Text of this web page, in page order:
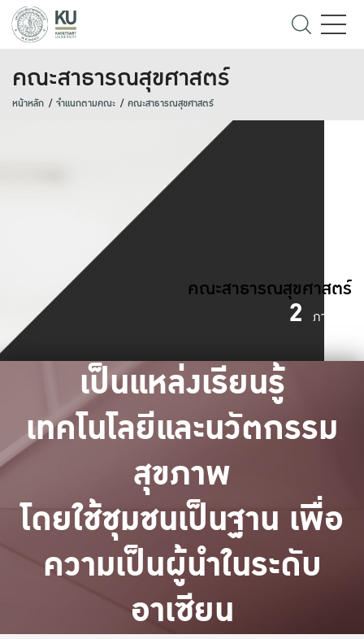
คณะสาธารณสุขศาสตร์
หน้าหลัก จำแนกตามคณะ คณะสาธารณสุขศาสตร์
คณะสาธารณสุขศาสตร์
2 ภาควิชา
เป็นแหล่งเรียนรู้
เทคโนโลยีและนวัตกรรม
สุขภาพ
โดยใช้ชุมชนเป็นฐาน เพื่อ
ความเป็นผู้นำในระดับ
อาเซียน